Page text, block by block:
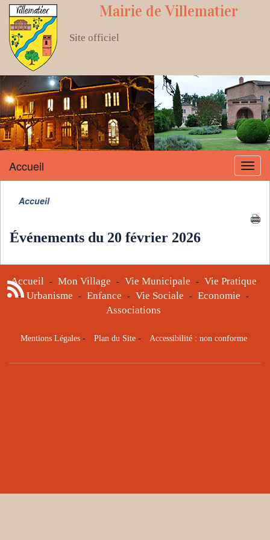
Mairie de Villematier
Site officiel
Menu
Accueil
Accueil
Événements du 20 février 2026
Accueil - Mon Village - Vie Municipale - Vie Pratique
- Urbanisme - Enfance - Vie Sociale - Economie -
Associations
Mentions Légales- Plan du Site- Accessibilité : non conforme